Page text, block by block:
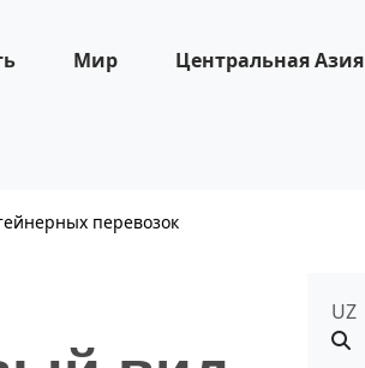
Мир Центральная Азия
перевозок
UZ